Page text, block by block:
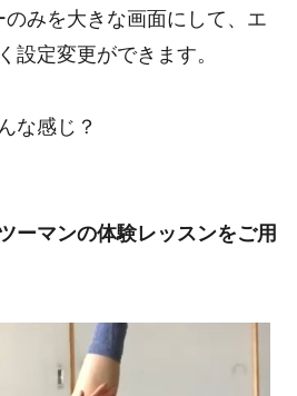
みを大きな画面にして、エ
設定変更ができます。
な感じ？
ーマンの体験レッスンをご用